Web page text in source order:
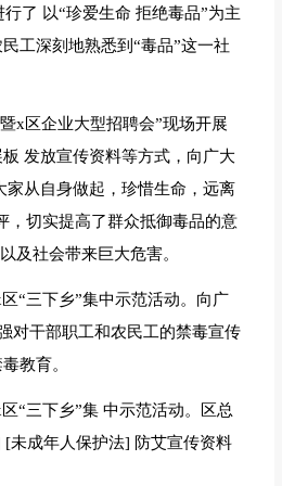
了 以“珍爱生命 拒绝毒品”为主
工深刻地熟悉到“毒品”这一社
x区企业大型招聘会”现场开展
发放宣传资料等方式，向广大
从自身做起，珍惜生命，远离
，切实提高了群众抵御毒品的意
及社会带来巨大危害。
“三下乡”集中示范活动。向广
对干部职工和农民工的禁毒宣传
教育。
“三下乡”集 中示范活动。区总
未成年人保护法] 防艾宣传资料